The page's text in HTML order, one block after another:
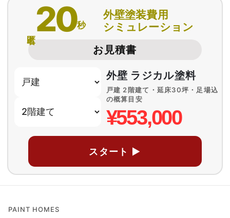
20秒
外壁塗装費用
シミュレーション
お見積書
外壁 ラジカル塗料
戸建 2階建て・延床30坪・足場込
の概算目安
¥553,000
スタート ▶
PAINT HOMES